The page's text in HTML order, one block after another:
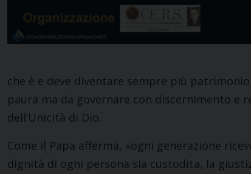
che è e deve diventare sempre più
paura ma da governare con discernimento e
dell’Unicità di Dio.
Come il Papa afferma, «ogni generazione
dignità di ogni persona sia custodita, la